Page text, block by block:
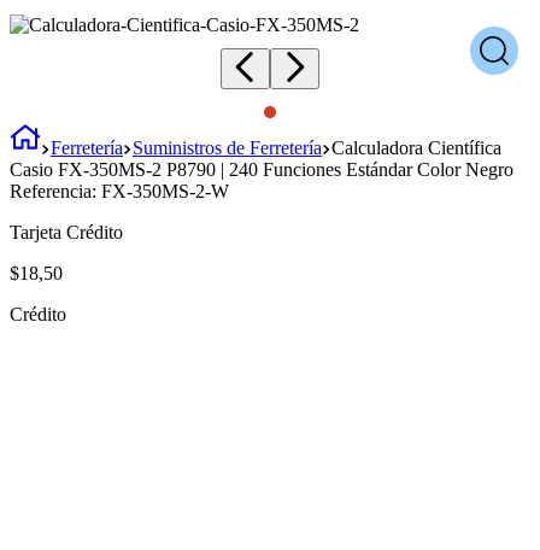
Ferretería Suministros de Ferretería Calculadora Científica
Casio FX-350MS-2 P8790 | 240 Funciones Estándar Color Negro
Referencia: FX-350MS-2-W
Tarjeta Crédito
$18,50
Crédito